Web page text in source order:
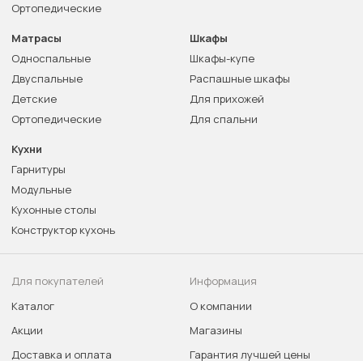
Ортопедические
Матрасы
Односпальные
Двуспальные
Детские
Ортопедические
Шкафы
Шкафы-купе
Распашные шкафы
Для прихожей
Для спальни
Кухни
Гарнитуры
Модульные
Кухонные столы
Конструктор кухонь
Для покупателей
Каталог
Акции
Доставка и оплата
Информация
О компании
Магазины
Гарантия лучшей цены